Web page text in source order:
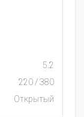
5.2
220 / 380
Открытый